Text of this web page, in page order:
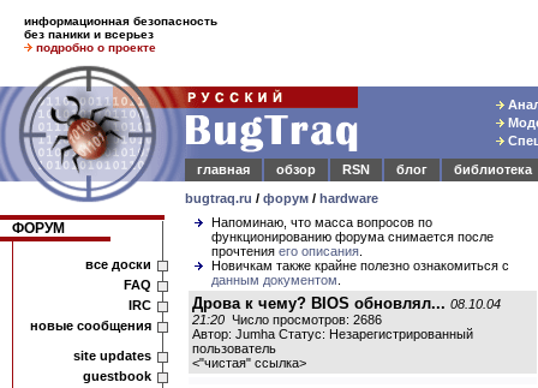
информационная безопасность
без паники и всерьез
подробно о проекте
главная
обзор RSN блог
библиотека
bugtraq.ru / форум / hardware
ФОРУМ
все доски
FAQ
IRC
новые сообщения
site updates
guestbook
Напоминаю, что масса вопросов по
функционированию форума снимается после
прочтения его описания
Новичкам также крайне полезно ознакомиться с
данным документом
Дрова к чему? BIOS обновлял... 08.10.04
21:20 Число просмотров: 2686
Автор: Jumha Статус: Незарегистрированный
пользователь
<"чистая" ссылка>